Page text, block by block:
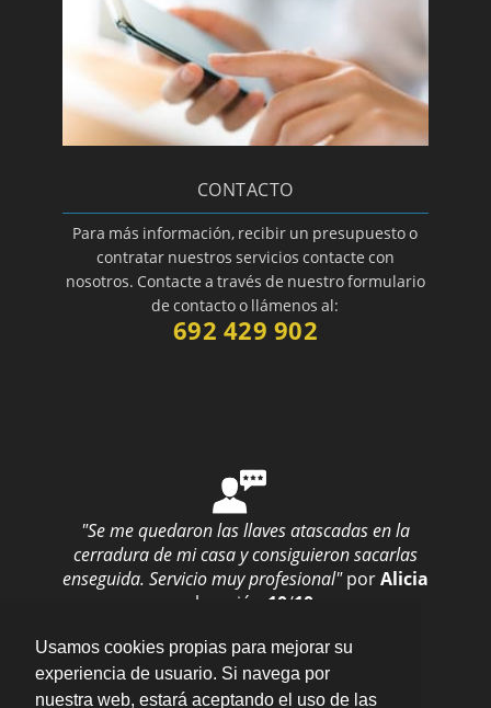
Usamos cookies propias para mejorar su
experiencia de usuario. Si navega por
nuestra web, estará aceptando el uso de las
CONTACTO
Para más información, recibir un presupuesto o
contratar nuestros servicios contacte con
nosotros. Contacte a través de nuestro formulario
de contacto o llámenos al:
692 429 902
"Se me quedaron las llaves atascadas en la
cerradura de mi casa y consiguieron sacarlas
enseguida. Servicio muy profesional" porAlicia
valoración 10/10